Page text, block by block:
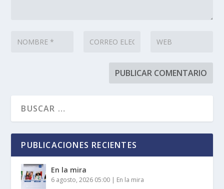
PUBLICACIONES RECIENTES
En la mira
6 agosto, 2026 05:00 | En la mira